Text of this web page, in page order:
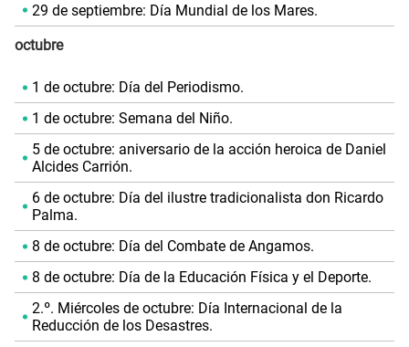
29 de septiembre: Día Mundial de los Mares.
octubre
1 de octubre: Día del Periodismo.
1 de octubre: Semana del Niño.
5 de octubre: aniversario de la acción heroica de Daniel
Alcides Carrión.
6 de octubre: Día del ilustre tradicionalista don Ricardo
Palma.
8 de octubre: Día del Combate de Angamos.
8 de octubre: Día de la Educación Física y el Deporte.
2.º. Miércoles de octubre: Día Internacional de la
Reducción de los Desastres.